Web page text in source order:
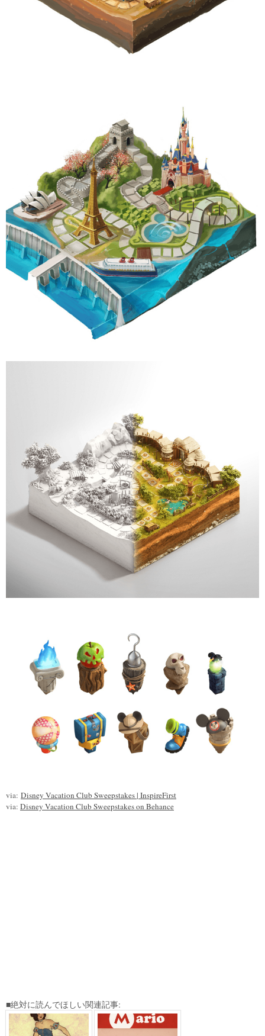
via: Disney Vacation Club Sweepstakes | InspireFirst
via: Disney Vacation Club Sweepstakes on Behance
■絶対に読んでほしい関連記事: